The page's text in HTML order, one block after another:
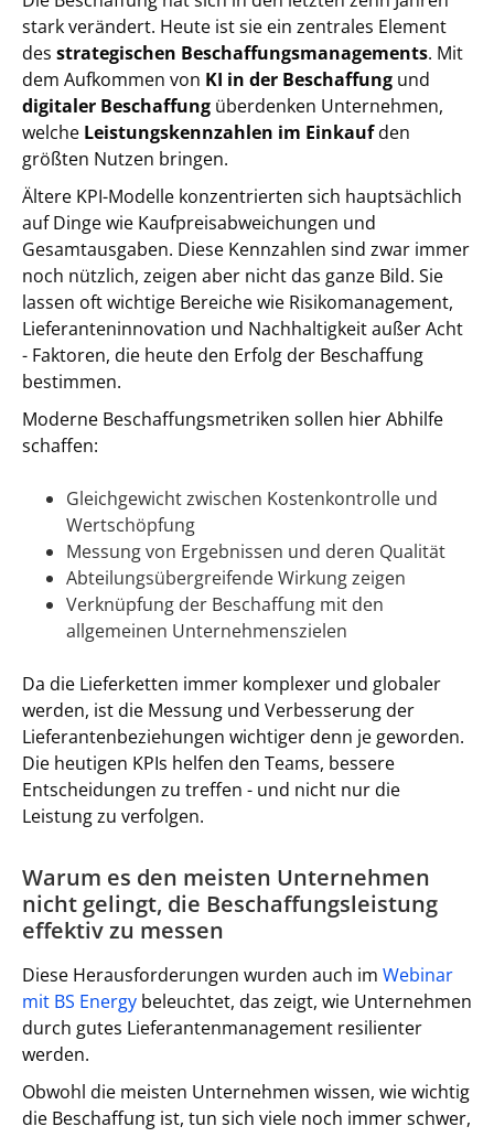
stark verändert. Heute ist sie ein zentrales Element
des strategischen Beschaffungsmanagements. Mit
dem Aufkommen von KI in der Beschaffung und
digitaler Beschaffung überdenken Unternehmen,
welche Leistungskennzahlen im Einkaufden
größten Nutzen bringen.
Ältere KPI-Modelle konzentrierten sich hauptsächlich
auf Dinge wie Kaufpreisabweichungen und
Gesamtausgaben. Diese Kennzahlen sind zwar immer
noch nützlich, zeigen aber nicht das ganze Bild. Sie
lassen oft wichtige Bereiche wie Risikomanagement,
Lieferanteninnovation und Nachhaltigkeit außer Acht
- Faktoren, die heute den Erfolg der Beschaffung
bestimmen.
Moderne Beschaffungsmetriken sollen hier Abhilfe
schaffen:
Gleichgewicht zwischen Kostenkontrolle und
Wertschöpfung
Messung von Ergebnissen und deren Qualität
Abteilungsübergreifende Wirkung zeigen
Verknüpfung der Beschaffung mit den
allgemeinen Unternehmenszielen
Da die Lieferketten immer komplexer und globaler
werden, ist die Messung und Verbesserung der
Lieferantenbeziehungen wichtiger denn je geworden.
Die heutigen KPIs helfen den Teams, bessere
Entscheidungen zu treffen - und nicht nur die
Leistung zu verfolgen.
Warum es den meisten Unternehmen
nicht gelingt, die Beschaffungsleistung
effektiv zu messen
Diese Herausforderungen wurden auch im Webinar
mit BS Energy beleuchtet, das zeigt, wie Unternehmen
durch gutes Lieferantenmanagement resilienter
werden.
Obwohl die meisten Unternehmen wissen, wie wichtig
die Beschaffung ist, tun sich viele noch immer schwer,